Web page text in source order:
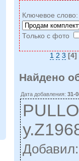
Ключевое
Только с фото
1 2 3 [4]
Найдено
Дата добавления:31-